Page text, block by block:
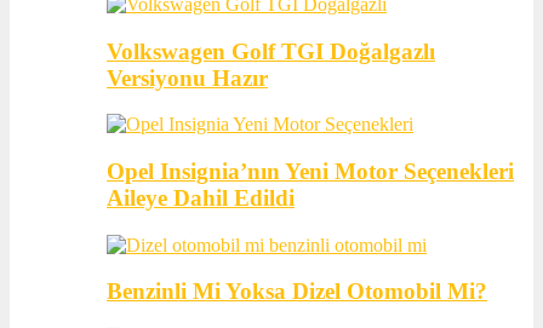
Volkswagen Golf TGI Doğalgazlı
Versiyonu Hazır
Opel Insignia’nın Yeni Motor Seçenekleri
Aileye Dahil Edildi
Benzinli Mi Yoksa Dizel Otomobil Mi?